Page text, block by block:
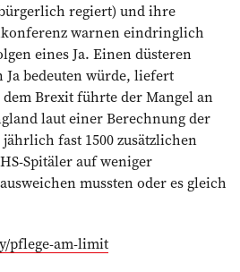
regiert) und ihre
warnen eindringlich
eines Ja. Einen düsteren
Ja bedeuten würde, liefert
Brexit führte der Mangel an
laut einer Berechnung der
fast 1500 zusätzlichen
Spitäler auf weniger
mussten oder es gleich
pflege-am-limit